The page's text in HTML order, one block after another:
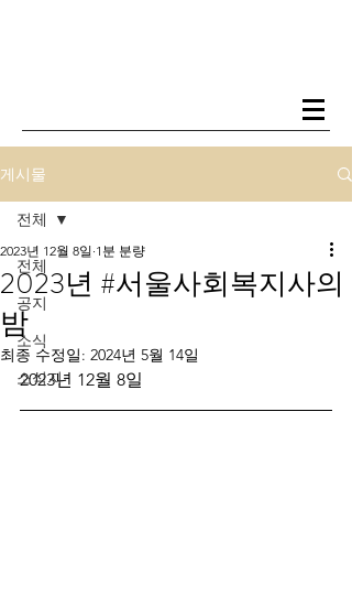
게시물
전체
공지
소식
소식지
전체
2023년 #서울사회복지사의
밤
2023년 12월 8일 1분 분량
최종 수정일: 2024년 5월 14일
2023년 12월 8일